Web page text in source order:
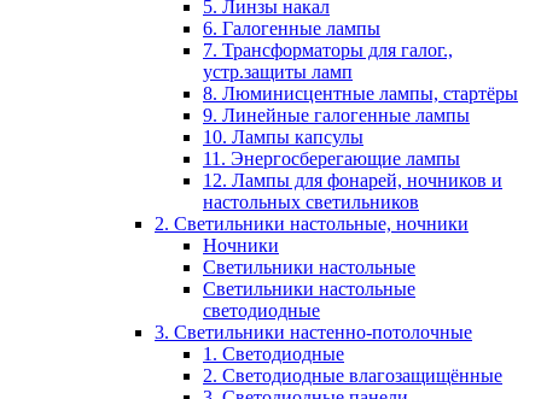
5. Линзы накал
6. Галогенные лампы
7. Трансформаторы для галог.,
устр.защиты ламп
8. Люминисцентные лампы, стартёры
9. Линейные галогенные лампы
10. Лампы капсулы
11. Энергосберегающие лампы
12. Лампы для фонарей, ночников и
настольных светильников
2. Светильники настольные, ночники
Ночники
Светильники настольные
Светильники настольные
светодиодные
3. Светильники настенно-потолочные
1. Светодиодные
2. Светодиодные влагозащищённые